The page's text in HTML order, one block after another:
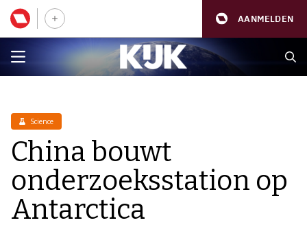
AANMELDEN
Science
China bouwt
onderzoeksstation op
Antarctica